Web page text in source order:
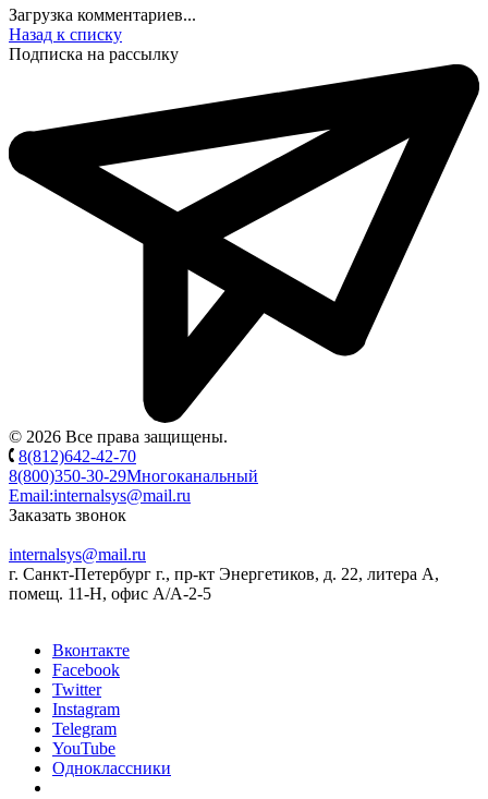
Загрузка комментариев...
Назад к списку
Подписка на рассылку
© 2026 Все права защищены.
8(812)642-42-70
8(800)350-30-29Многоканальный
Email:internalsys@mail.ru
Заказать звонок
internalsys@mail.ru
г. Санкт-Петербург г., пр-кт Энергетиков, д. 22, литера А,
помещ. 11-Н, офис А/А-2-5
Вконтакте
Facebook
Twitter
Instagram
Telegram
YouTube
Одноклассники